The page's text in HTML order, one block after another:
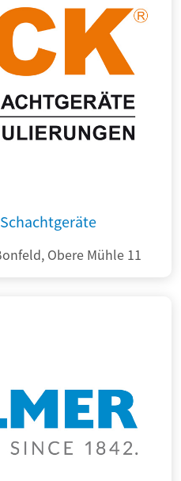
Obere Mühle 11